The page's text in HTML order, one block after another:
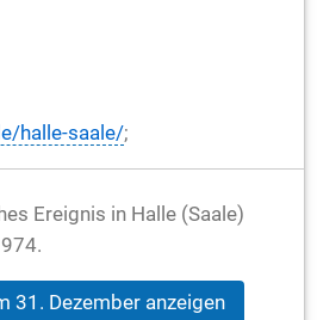
halle-saale/;
Ereignis in Halle (Saale)
31. Dezember anzeigen